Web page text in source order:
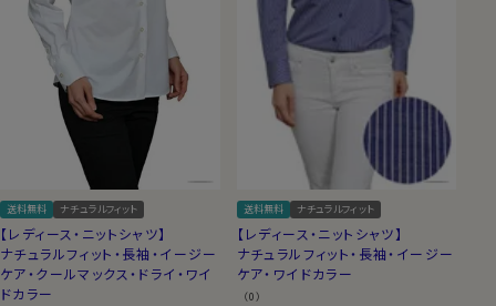
送料無料 ナチュラルフィット
【レディース・ニットシャツ】
ナチュラルフィット・長袖・イージー
ケア・クールマックス・ドライ・ワイ
ドカラー
送料無料 ナチュラルフィット
【レディース・ニットシャツ】
ナチュラルフィット・長袖・イージー
ケア・ワイドカラー
（0）